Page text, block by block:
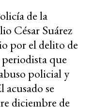
de la
César Suárez
por el delito de
que
policial y
se
diciembre de